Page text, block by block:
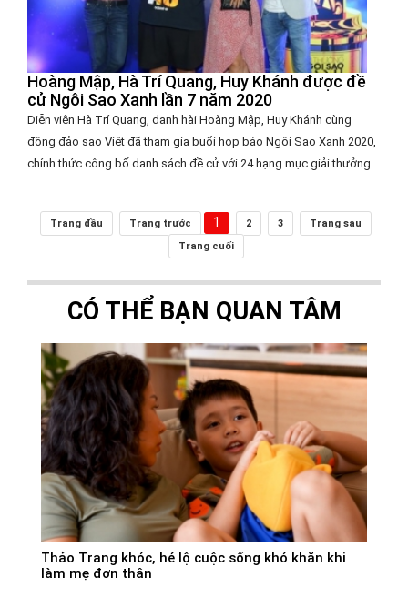
Hoàng Mập, Hà Trí Quang, Huy Khánh được đề
cử Ngôi Sao Xanh lần 7 năm 2020
Diễn viên Hà Trí Quang, danh hài Hoàng Mập, Huy Khánh cùng
đông đảo sao Việt đã tham gia buổi họp báo Ngôi Sao Xanh 2020,
chính thức công bố danh sách đề cử với 24 hạng mục giải thưởng...
Trang đầu Trang trước 1 2 3
Trang sau
Trang cuối
CÓ THỂ BẠN QUAN TÂM
Thảo Trang khóc, hé lộ cuộc sống khó khăn khi
làm mẹ đơn thân